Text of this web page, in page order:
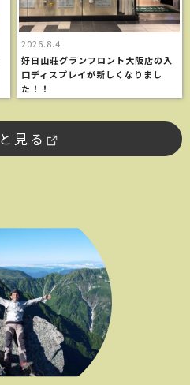
2026.8.4
好日山荘グランフロント大阪店の入
口ディスプレイが新しくなりまし
た！！
見る